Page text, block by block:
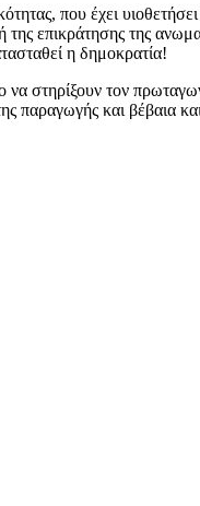
που έχει
επικράτησης της
η δημοκρατία!
στηρίξουν τον
παραγωγής και βέβαια